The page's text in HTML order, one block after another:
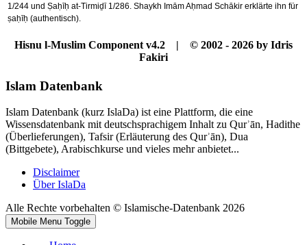
1/244 und Ṣaḥīḥ at-Tirmiḏī 1/286. Shaykh Imām Aḥmad Schākir erklärte ihn für
ṣaḥīḥ (authentisch).
Hisnu l-Muslim Component v4.2 | © 2002 - 2026 by Idris
Fakiri
Islam Datenbank
Islam Datenbank (kurz IslaDa) ist eine Plattform, die eine
Wissensdatenbank mit deutschsprachigem Inhalt zu Qurʾān, Hadithe
(Überlieferungen), Tafsir (Erläuterung des Qurʾān), Dua
(Bittgebete), Arabischkurse und vieles mehr anbietet...
Disclaimer
Über IslaDa
Alle Rechte vorbehalten © Islamische-Datenbank 2026
Mobile Menu Toggle